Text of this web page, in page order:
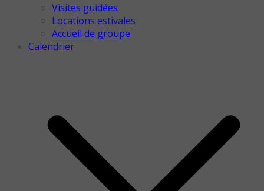
Visites guidées
Locations estivales
Accueil de groupe
Calendrier